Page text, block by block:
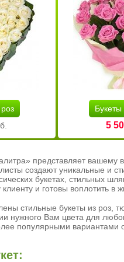
Букеты
5
представляет вашему
создают уникальные и
букетах, стильных
и готовы воплотить в
стильные букеты из роз,
нужного Вам цвета для
популярными